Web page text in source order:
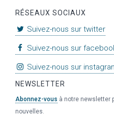
RÉSEAUX SOCIAUX
Suivez-nous sur twitter
Suivez-nous sur
Suivez-nous sur
NEWSLETTER
Abonnez-vous à notre newsletter
nouvelles.